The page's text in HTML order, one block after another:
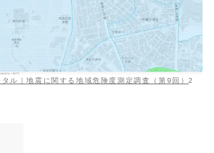
ル｜地震に関する地域危険度測定調査（第9回）2